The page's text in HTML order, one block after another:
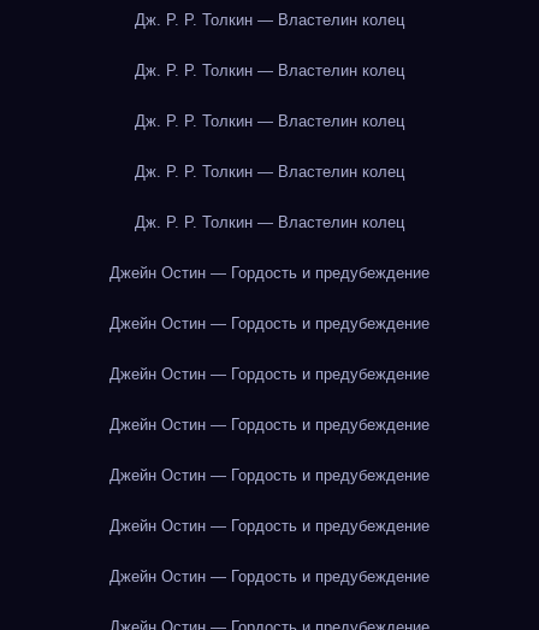
Дж. Р. Р. Толкин — Властелин колец
Дж. Р. Р. Толкин — Властелин колец
Дж. Р. Р. Толкин — Властелин колец
Дж. Р. Р. Толкин — Властелин колец
Дж. Р. Р. Толкин — Властелин колец
Джейн Остин — Гордость и предубеждение
Джейн Остин — Гордость и предубеждение
Джейн Остин — Гордость и предубеждение
Джейн Остин — Гордость и предубеждение
Джейн Остин — Гордость и предубеждение
Джейн Остин — Гордость и предубеждение
Джейн Остин — Гордость и предубеждение